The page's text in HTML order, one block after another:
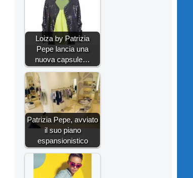
Loiza by Patrizia
Pepe lancia una
nuova capsule…
Patrizia Pepe, avviato
il suo piano
espansionistico